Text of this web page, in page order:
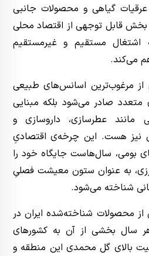
عرقیات گیاهی و محصولات جانبی
قابل توجهی از اقتصاد محلی
مستقیم و غیرمستقیم
می‌کند.
از مرغوب‌ترین اسانس‌های طبیعی
متعدد صادر می‌شود بلکه مبنایی
مانند عطرسازی، داروسازی و
نیز هست. این چرخه‌ی اقتصادیِ
بومی، سال‌هاست جایگاه خود را
به عنوان ستون معیشت فصلیِ
شناخته می‌شود.
محصولات شناخته‌شده ایران در
سال بخشی از آن به کشورهای
بالای گل محمدی این منطقه و